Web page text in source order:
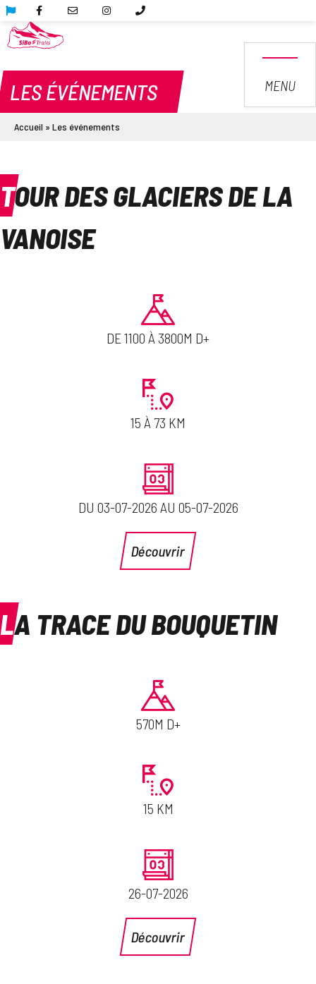
MENU
LES ÉVÉNEMENTS
Accueil » Les événements
TOUR DES GLACIERS DE LA
VANOISE
DE 1100 À 3800M D+
15 À 73 KM
DU 03-07-2026 AU 05-07-2026
Découvrir
LA TRACE DU BOUQUETIN
570M D+
15 KM
26-07-2026
Découvrir